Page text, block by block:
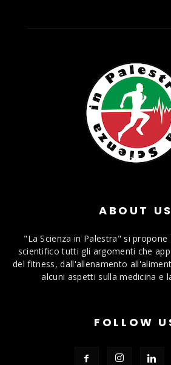
ABOUT US
"La Scienza in Palestra" si
scientifico tutti gli argomenti che
del fitness, dall'allenamento
alcuni aspetti sulla medicina e
FOLLOW